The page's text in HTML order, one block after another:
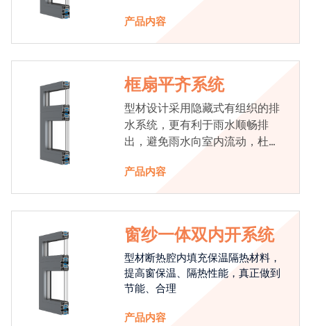
产品内容
框扇平齐系统
型材设计采用隐藏式有组织的排
水系统，更有利于雨水顺畅排
出，避免雨水向室内流动，杜绝
产品内容
窗纱一体双内开系统
型材断热腔内填充保温隔热材料，
提高窗保温、隔热性能，真正做到
节能、合理
产品内容